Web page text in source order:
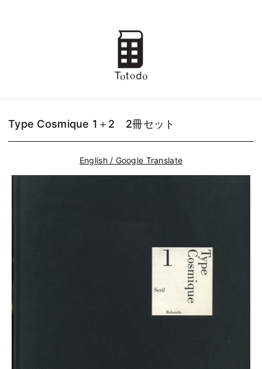
Type Cosmique 1＋2 2冊セット
English / Google Translate